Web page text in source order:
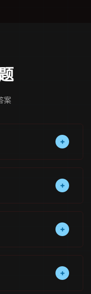
案
+
，个人用户和小团
业服务按需付
+
加密和AES-256存
认证的数据中心。
+
macOS、iOS和
+